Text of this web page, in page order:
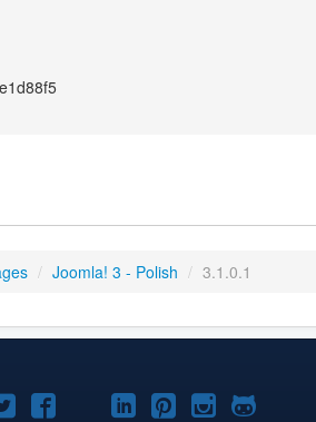
/ Joomla! 3 - Polish / 3.1.0.1
Joomla!Joomla!Joomla!
Joomla!Joomla!
Joomla!Joomla!